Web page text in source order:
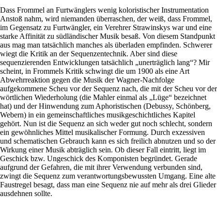
Dass Frommel an Furtwänglers wenig koloristischer Instrumentation
Anstoß nahm, wird niemanden überraschen, der weiß, dass Frommel,
im Gegensatz zu Furtwängler, ein Verehrer Strawinskys war und eine
starke Affinität zu südländischer Musik besaß. Von diesem Standpunkt
aus mag man tatsächlich manches als überladen empfinden. Schwerer
wiegt die Kritik an der Sequenzentechnik. Aber sind diese
sequenzierenden Entwicklungen tatsächlich „unerträglich lang“? Mir
scheint, in Frommels Kritik schwingt die um 1900 als eine Art
Abwehrreaktion gegen die Musik der Wagner-Nachfolge
aufgekommene Scheu vor der Sequenz nach, die mit der Scheu vor der
wörtlichen Wiederholung (die Mahler einmal als „Lüge“ bezeichnet
hat) und der Hinwendung zum Aphoristischen (Debussy, Schönberg,
Webern) in ein gemeinschaftliches musikgeschichtliches Kapitel
gehört. Nun ist die Sequenz an sich weder gut noch schlecht, sondern
ein gewöhnliches Mittel musikalischer Formung. Durch exzessiven
und schematischen Gebrauch kann es sich freilich abnutzen und so der
Wirkung einer Musik abträglich sein. Ob dieser Fall eintritt, liegt im
Geschick bzw. Ungeschick des Komponisten begründet. Gerade
aufgrund der Gefahren, die mit ihrer Verwendung verbunden sind,
zwingt die Sequenz zum verantwortungsbewussten Umgang. Eine alte
Faustregel besagt, dass man eine Sequenz nie auf mehr als drei Glieder
ausdehnen sollte.